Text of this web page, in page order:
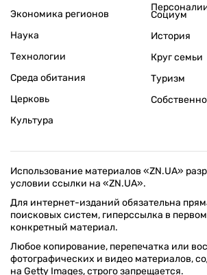
Экономика регионов
Наука
Технологии
Среда обитания
Церковь
Культура
Социум
История
Круг семьи
Туризм
Использование материалов «ZN.UA»
условии ссылки на «ZN.UA».
Для интернет-изданий обязательна
поисковых систем, гиперссылка в
конкретный материал.
Любое копирование, перепечатка или
фотографических и видео материалов,
на Getty Images, строго запрещается.